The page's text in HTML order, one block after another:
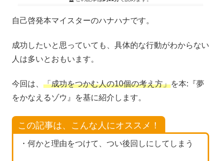
自己啓発本マイスターのハナハナです。
成功したいと思っていても、具体的な行動がわからない
人は多いとおもいます。
今回は、 「成功をつかむ人の10個の考え方」を本:『夢
をかなえるゾウ』を基に紹介します。
この記事は、こんな人にオススメ！
・何かと理由をつけて、つい後回しにしてしまう